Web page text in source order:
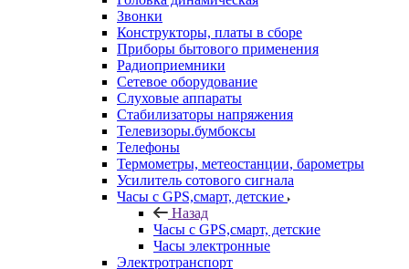
Звонки
Конструкторы, платы в сборе
Приборы бытового применения
Радиоприемники
Сетевое оборудование
Слуховые аппараты
Стабилизаторы напряжения
Телевизоры.бумбоксы
Телефоны
Термометры, метеостанции, барометры
Усилитель сотового сигнала
Часы с GPS,смарт, детские
Назад
Часы с GPS,смарт, детские
Часы электронные
Электротранспорт